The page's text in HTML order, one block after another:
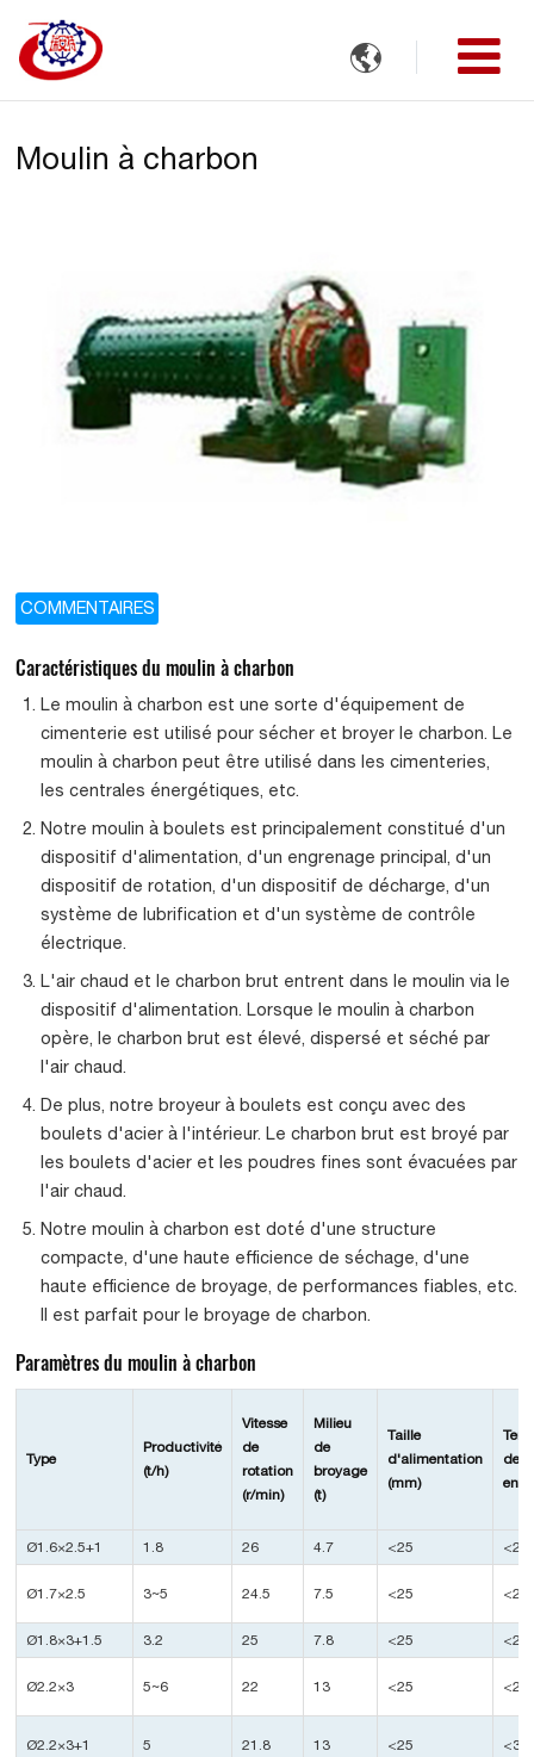

Moulin à charbon
COMMENTAIRES
Caractéristiques du moulin à charbon
Le moulin à charbon est une sorte d'équipement de
cimenterie est utilisé pour sécher et broyer le charbon. Le
moulin à charbon peut être utilisé dans les cimenteries,
les centrales énergétiques, etc.
Notre moulin à boulets est principalement constitué d'un
dispositif d'alimentation, d'un engrenage principal, d'un
dispositif de rotation, d'un dispositif de décharge, d'un
système de lubrification et d'un système de contrôle
électrique.
L'air chaud et le charbon brut entrent dans le moulin via le
dispositif d'alimentation. Lorsque le moulin à charbon
opère, le charbon brut est élevé, dispersé et séché par
l'air chaud.
De plus, notre broyeur à boulets est conçu avec des
boulets d'acier à l'intérieur. Le charbon brut est broyé par
les boulets d'acier et les poudres fines sont évacuées par
l'air chaud.
Notre moulin à charbon est doté d'une structure
compacte, d'une haute efficience de séchage, d'une
haute efficience de broyage, de performances fiables, etc.
Il est parfait pour le broyage de charbon.
Paramètres du moulin à charbon
Type
Productivité
(t/h)
Vitesse
de
rotation
(r/min)
Milieu
de
broyage
(t)
Taille
d'alimentation
(mm)
de
Ø1.6×2.5+1 1.8 26 4.7 <25
Ø1.7×2.5 3~5 24.5 7.5 <25
Ø1.8×3+1.5 3.2 25 7.8 <25
Ø2.2×3 5~6 22 13 <25
Ø2.2×3+1 5 21.8 13 <25